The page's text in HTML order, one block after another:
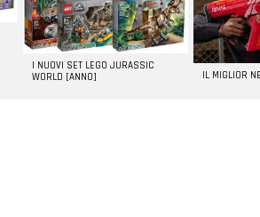
I NUOVI SET LEGO JURASSIC
WORLD [ANNO]
IL MIGLIOR